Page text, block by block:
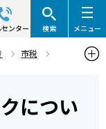
ンター 検索 メニュー
市税
につい